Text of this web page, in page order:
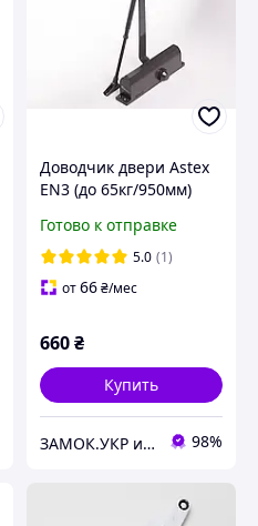
Доводчик двери Astex
EN3 (до 65кг/950мм)
(Украина)
Готово к отправке
5.0 (1)
от66₴/мес
660₴
Купить
ЗАМОК.УКР интернет-магазин замков и фурнитуры 98%